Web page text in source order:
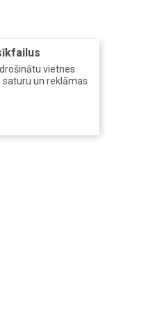
vietnes
un reklāmas